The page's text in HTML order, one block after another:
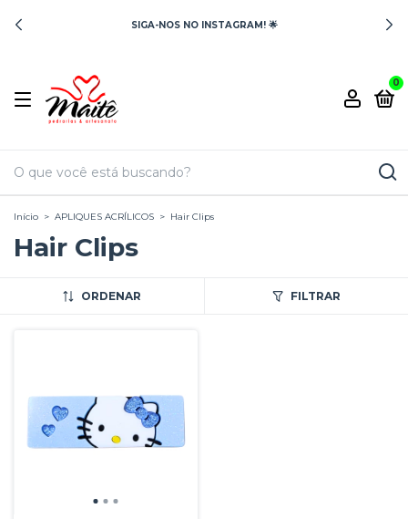
SIGA-NOS NO INSTAGRAM! 🌟
0
Início > APLIQUES ACRÍLICOS > Hair Clips
Hair Clips
ORDENAR FILTRAR